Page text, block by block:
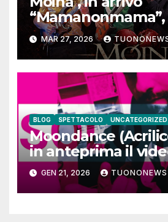
debutto per Ghost
MAR 27, 2026
BLOG SPETTACOLO UNCATEGORIZED
Moondance
in anteprima il
SOLO1981
GEN 21, 2026 TUONONEWS